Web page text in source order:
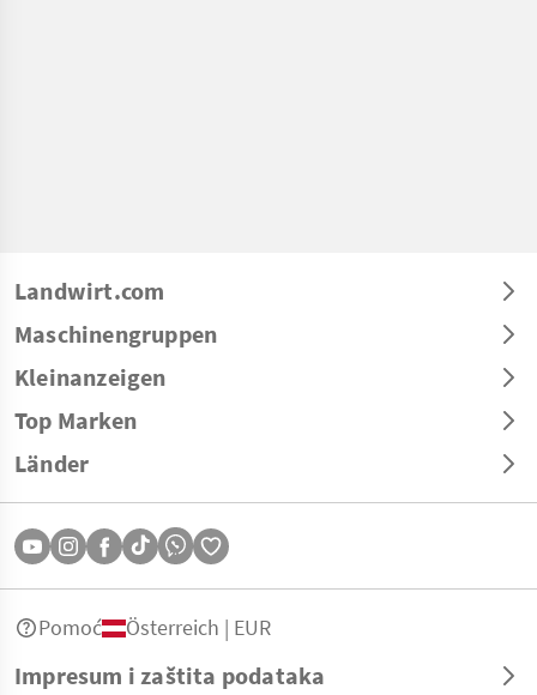
Landwirt.com
Maschinengruppen
Kleinanzeigen
Top Marken
Länder
Impresum i zaštita podataka
Pomoć Österreich | EUR